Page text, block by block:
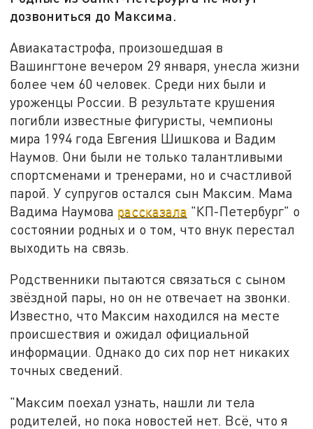
дозвониться до Максима.
Авиакатастрофа, произошедшая в
Вашингтоне вечером 29 января, унесла жизни
более чем 60 человек. Среди них были и
уроженцы России. В результате крушения
погибли известные фигуристы, чемпионы
мира 1994 года Евгения Шишкова и Вадим
Наумов. Они были не только талантливыми
спортсменами и тренерами, но и счастливой
парой. У супругов остался сын Максим. Мама
Вадима Наумова рассказала "КП-Петербург" о
состоянии родных и о том, что внук перестал
выходить на связь.
Родственники пытаются связаться с сыном
звёздной пары, но он не отвечает на звонки.
Известно, что Максим находился на месте
происшествия и ожидал официальной
информации. Однако до сих пор нет никаких
точных сведений.
"Максим поехал узнать, нашли ли тела
родителей, но пока новостей нет. Всё, что я